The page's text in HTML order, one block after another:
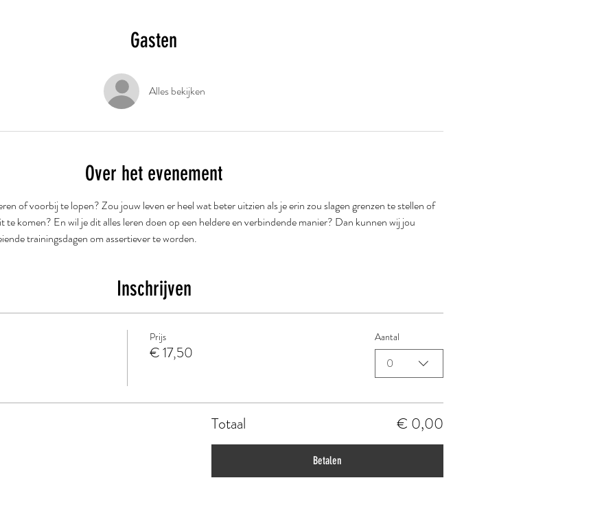
Gasten
Alles bekijken
Over het evenement
of voorbij te lopen? Zou jouw leven er heel wat beter uitzien als je erin zou slagen grenzen te stellen of
te komen? En wil je dit alles leren doen op een heldere en verbindende manier? Dan kunnen wij jou
trainingsdagen om assertiever te worden.
Inschrijven
Prijs
€ 17,50
Aantal
0
Totaal € 0,00
Betalen